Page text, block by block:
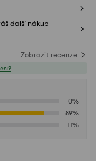
další nákup
Zobrazit recenze
0%
89%
11%